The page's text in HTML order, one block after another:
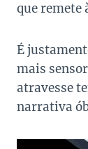
que remete
É
mais
atravesse
narrativa